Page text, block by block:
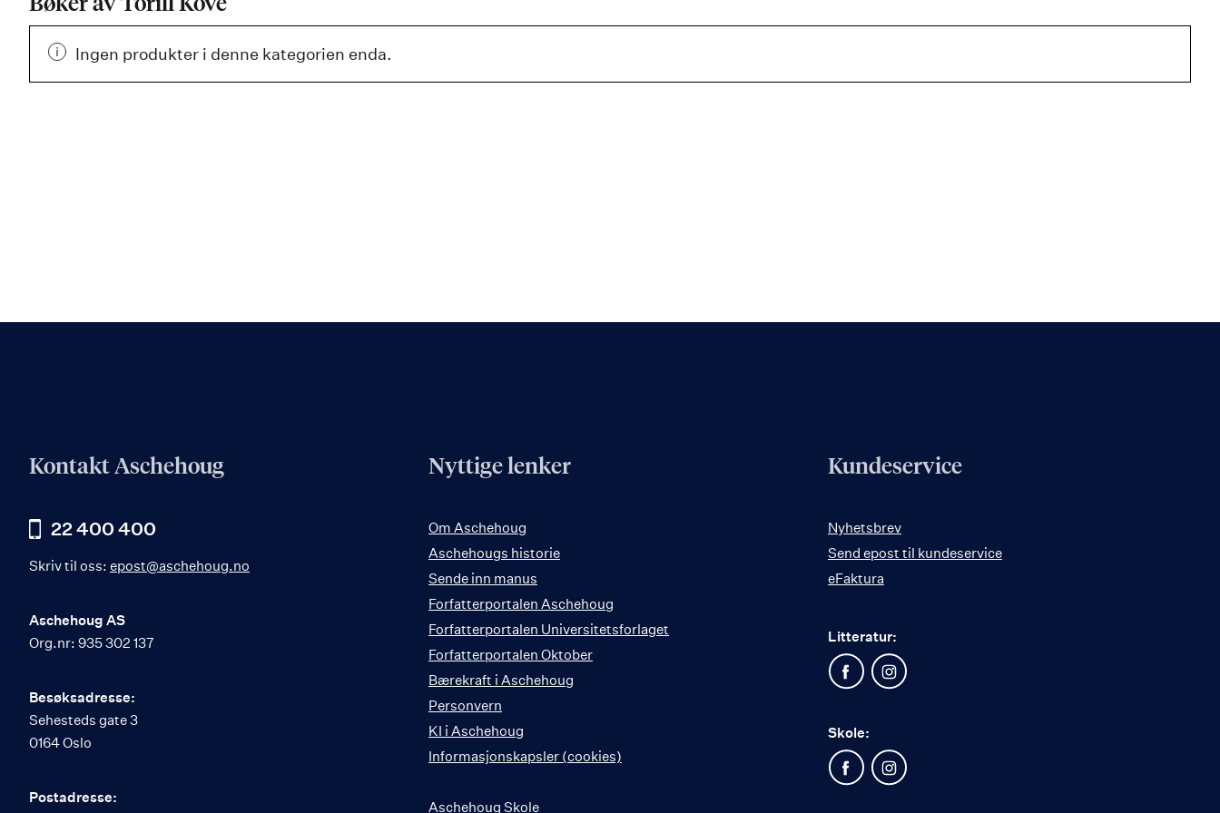
Bøker av Torill Kove
Ingen produkter i denne kategorien enda.
Kontakt Aschehoug
22 400 400
Skriv til oss: epost@aschehoug.no
Aschehoug AS
Org.nr: 935 302 137
Besøksadresse:
Sehesteds gate 3
0164 Oslo
Postadresse:
Nyttige lenker
Om Aschehoug
Aschehougs historie
Sende inn manus
Forfatterportalen Aschehoug
Forfatterportalen Universitetsforlaget
Forfatterportalen Oktober
Bærekraft i Aschehoug
Personvern
KI i Aschehoug
Informasjonskapsler (cookies)
Aschehoug Skole
Kundeservice
Nyhetsbrev
Send epost til kundeservice
eFaktura
Litteratur:
Skole: